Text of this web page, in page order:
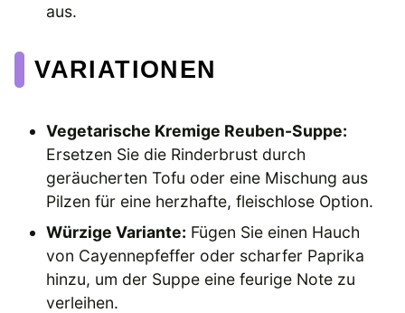
aus.
VARIATIONEN
Vegetarische Kremige Reuben-Suppe:
Ersetzen Sie die Rinderbrust durch
geräucherten Tofu oder eine Mischung aus
Pilzen für eine herzhafte, fleischlose Option.
Würzige Variante: Fügen Sie einen Hauch
von Cayennepfeffer oder scharfer Paprika
hinzu, um der Suppe eine feurige Note zu
verleihen.